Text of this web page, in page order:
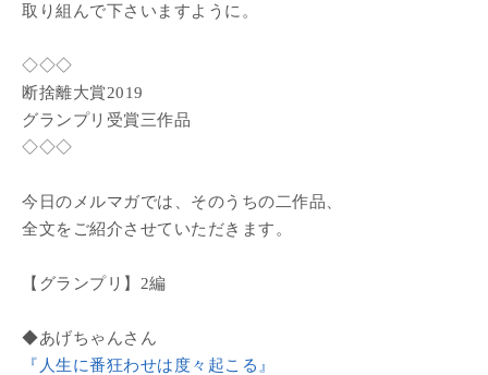
取り組んで下さいますように。
◇◇◇
断捨離大賞2019
グランプリ受賞三作品
◇◇◇
今日のメルマガでは、そのうちの二作品、
全文をご紹介させていただきます。
【グランプリ】2編
◆あげちゃんさん
『人生に番狂わせは度々起こる』